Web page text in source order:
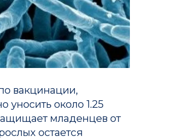
вакцинации,
около 1.25
младенцев от
остается